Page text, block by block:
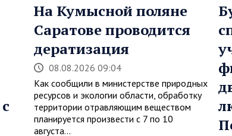
На Кумысной поляне
Саратове проводится
дератизация
08.08.2026 09:04
Как сообщили в министерстве природных
ресурсов и экологии области, обработку
территории отравляющим веществом
планируется произвести с 7 по 10
августа…